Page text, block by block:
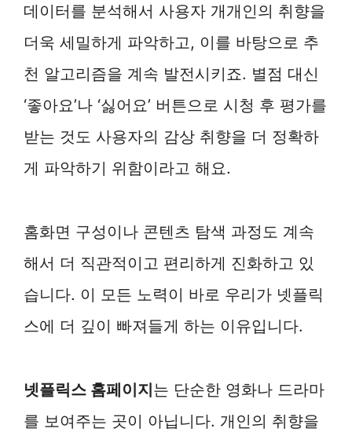
데이터를 분석해서 사용자 개개인의 취향을
더욱 세밀하게 파악하고, 이를 바탕으로 추
천 알고리즘을 계속 발전시키죠. 별점 대신
‘좋아요’나 ‘싫어요’ 버튼으로 시청 후 평가를
받는 것도 사용자의 감상 취향을 더 정확하
게 파악하기 위함이라고 해요.
홈화면 구성이나 콘텐츠 탐색 과정도 계속
해서 더 직관적이고 편리하게 진화하고 있
습니다. 이 모든 노력이 바로 우리가 넷플릭
스에 더 깊이 빠져들게 하는 이유입니다.
넷플릭스 홈페이지는 단순한 영화나 드라마
를 보여주는 곳이 아닙니다. 개인의 취향을